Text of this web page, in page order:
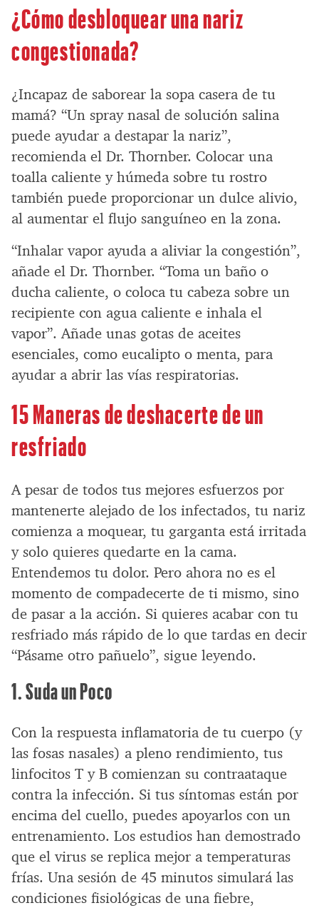
¿Cómo desbloquear una nariz
congestionada?
¿Incapaz de saborear la sopa casera de tu
mamá? “Un spray nasal de solución salina
puede ayudar a destapar la nariz”,
recomienda el Dr. Thornber. Colocar una
toalla caliente y húmeda sobre tu rostro
también puede proporcionar un dulce alivio,
al aumentar el flujo sanguíneo en la zona.
“Inhalar vapor ayuda a aliviar la congestión”,
añade el Dr. Thornber. “Toma un baño o
ducha caliente, o coloca tu cabeza sobre un
recipiente con agua caliente e inhala el
vapor”. Añade unas gotas de aceites
esenciales, como eucalipto o menta, para
ayudar a abrir las vías respiratorias.
15 Maneras de deshacerte de un
resfriado
A pesar de todos tus mejores esfuerzos por
mantenerte alejado de los infectados, tu nariz
comienza a moquear, tu garganta está irritada
y solo quieres quedarte en la cama.
Entendemos tu dolor. Pero ahora no es el
momento de compadecerte de ti mismo, sino
de pasar a la acción. Si quieres acabar con tu
resfriado más rápido de lo que tardas en decir
“Pásame otro pañuelo”, sigue leyendo.
1. Suda un Poco
Con la respuesta inflamatoria de tu cuerpo (y
las fosas nasales) a pleno rendimiento, tus
linfocitos T y B comienzan su contraataque
contra la infección. Si tus síntomas están por
encima del cuello, puedes apoyarlos con un
entrenamiento. Los estudios han demostrado
que el virus se replica mejor a temperaturas
frías. Una sesión de 45 minutos simulará las
condiciones fisiológicas de una fiebre,